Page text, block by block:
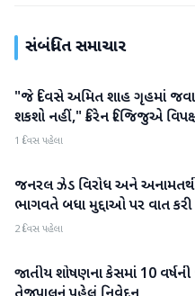
સંબંધિત સમાચાર
રાજકારણ
"જે દિવસે અમિત શાહ ગૃહમાં
શકશો નહીં," કિરેન રિજિજુએ
1 દિવસ પહેલા
રાજકારણ
જનરલ ઝેડ વિરોધ અને
ભાગવતે બધા મુદ્દાઓ પર વાત કરી
2 દિવસ પહેલા
રાજકારણ
જાતીય શોષણના કેસમાં 10